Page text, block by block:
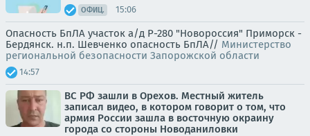
ОФИЦ. 15:06
Опасность БпЛА участок а/д Р-280 "Новороссия" Приморск -
Бердянск. н.п. Шевченко опасность БпЛА// Министерство
региональной безопасности Запорожской области
14:57
ВС РФ зашли в Орехов. Местный житель
записал видео, в котором говорит о том, что
армия России зашла в восточную окраину
города со стороны Новоданиловки